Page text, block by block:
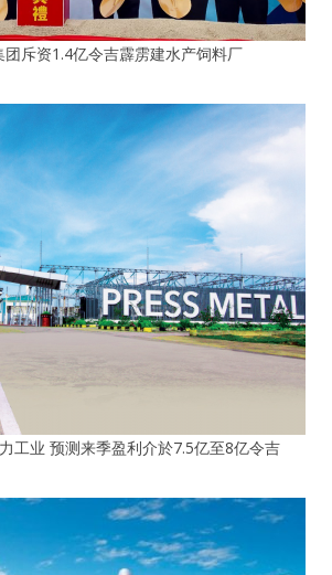
团斥资1.4亿令吉霹雳建水产饲料厂
工业 预测来季盈利介於7.5亿至8亿令吉